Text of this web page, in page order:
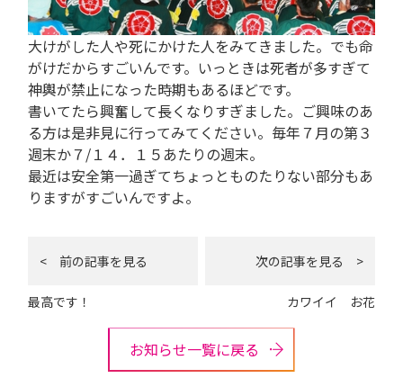
大けがした人や死にかけた人をみてきました。でも命
がけだからすごいんです。いっときは死者が多すぎて
神輿が禁止になった時期もあるほどです。
書いてたら興奮して長くなりすぎました。ご興味のあ
る方は是非見に行ってみてください。毎年７月の第３
週末か７/１４．１５あたりの週末。
最近は安全第一過ぎてちょっとものたりない部分もあ
りますがすごいんですよ。
< 前の記事を見る
最高です！
次の記事を見る >
カワイイ お花
お知らせ一覧に戻る